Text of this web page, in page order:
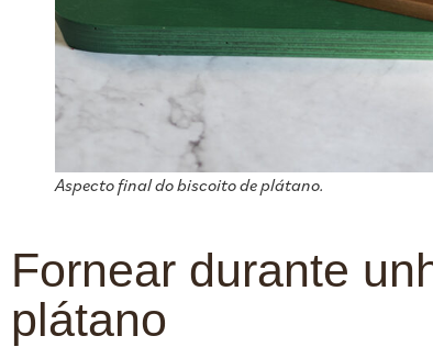
Aspecto final do biscoito de plátano.
Fornear durante
plátano